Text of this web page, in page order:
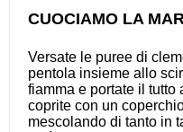
CUOCIAMO LA
Versate le puree di
pentola insieme allo
fiamma e portate il tutto
coprite con un
mescolando di tanto in